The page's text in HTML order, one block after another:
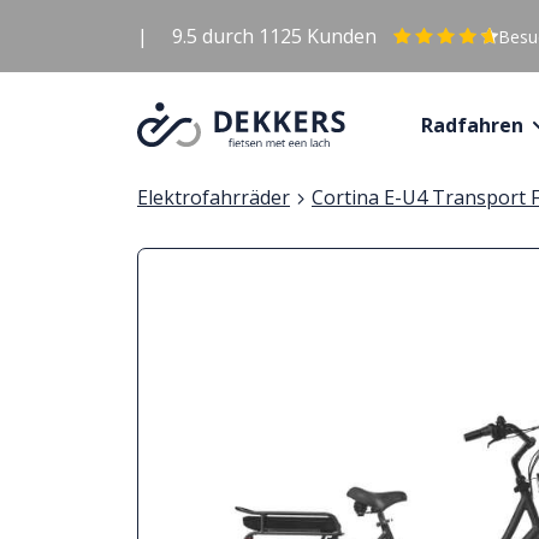
| 9.5 durch 1125 Kunden
Radfahren
Elektrofahrräder Cortina E-U4 Transport